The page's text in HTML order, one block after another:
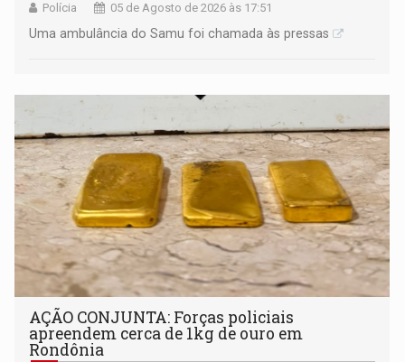
Polícia 05 de Agosto de 2026 às 17:51
Uma ambulância do Samu foi chamada às pressas
AÇÃO CONJUNTA: Forças policiais
apreendem cerca de 1kg de ouro em
Rondônia